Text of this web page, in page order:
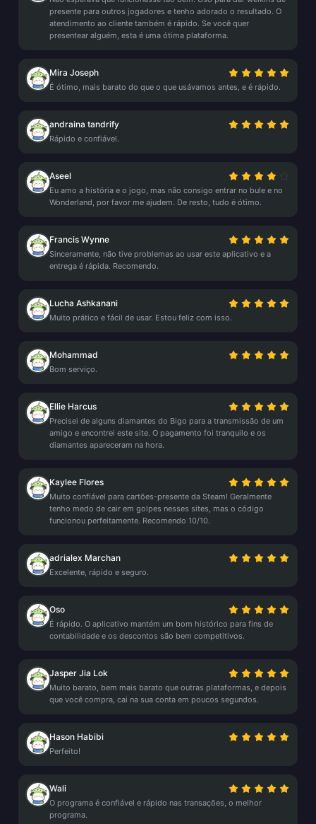
presente para outros jogadores e tenho adorado o resultado. O
atendimento ao cliente também é rápido. Se você quer
presentear alguém, esta é uma ótima plataforma.
Mira Joseph
É ótimo, mais barato do que o que usávamos antes, e é rápido.
andraina tandrify
Rápido e confiável.
Aseel
Eu amo a história e o jogo, mas não consigo entrar no bule e no
Wonderland, por favor me ajudem. De resto, tudo é ótimo.
Francis Wynne
Sinceramente, não tive problemas ao usar este aplicativo e a
entrega é rápida. Recomendo.
Lucha Ashkanani
Muito prático e fácil de usar. Estou feliz com isso.
Mohammad
Bom serviço.
Ellie Harcus
Precisei de alguns diamantes do Bigo para a transmissão de um
amigo e encontrei este site. O pagamento foi tranquilo e os
diamantes apareceram na hora.
Kaylee Flores
Muito confiável para cartões-presente da Steam! Geralmente
tenho medo de cair em golpes nesses sites, mas o código
funcionou perfeitamente. Recomendo 10/10.
adrialex Marchan
Excelente, rápido e seguro.
Oso
É rápido. O aplicativo mantém um bom histórico para fins de
contabilidade e os descontos são bem competitivos.
Jasper Jia Lok
Muito barato, bem mais barato que outras plataformas, e depois
que você compra, cai na sua conta em poucos segundos.
Hason Habibi
Perfeito!
Wali
O programa é confiável e rápido nas transações, o melhor
programa.